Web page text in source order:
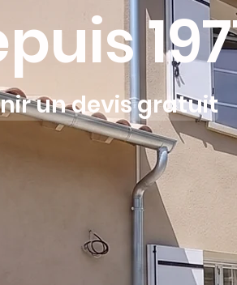
un devis gratuit